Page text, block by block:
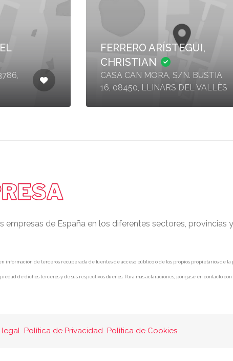
FERRERO ARÍSTEGUI,
CHRISTIAN
CASA CAN MORA, S/N. BUSTIA
16, 08450, LLINARS DEL VALLÈS
empresas de España en los diferentes sectores,
información de terceros recuperada de fuentes de acceso público o de los propios propietarios de
de dichos terceros y de sus respectivos dueños. Para más aclaraciones, póngase en contacto
legal Política de Privacidad Política de Cookies